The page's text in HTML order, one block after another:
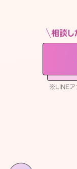
相談
※LINEア